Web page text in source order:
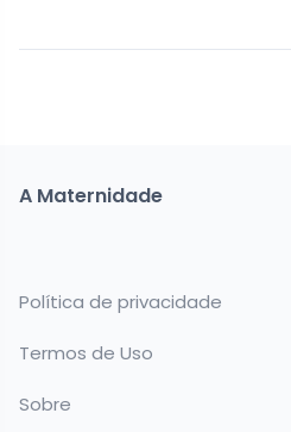
A Maternidade
Política de privacidade
Termos de Uso
Sobre